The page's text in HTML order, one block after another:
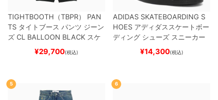
TIGHTBOOTH（TBPR） PAN
TS タイトブース パンツ ジーン
ズ CL BALLOON BLACK スケ
ートボード スケボー
¥29,700(税込)
ADIDAS SKATEBOARDING S
HOES アディダススケートボー
ディング シューズ スニーカー
スーパースター SUPERSTAR A
BLACK/WHITE/WHITE
ー
¥14,300(税込)
5 6